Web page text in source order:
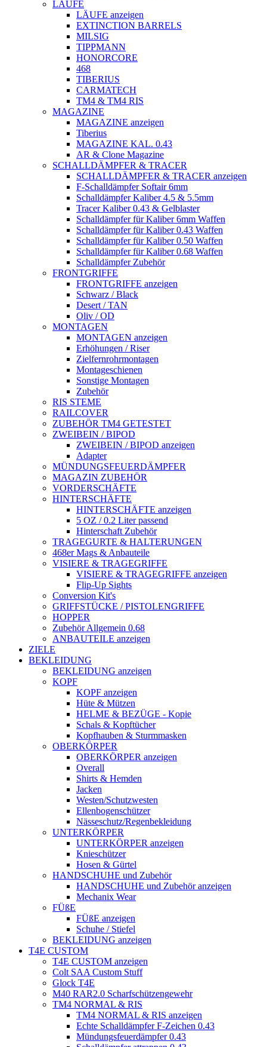
LÄUFE
LÄUFE anzeigen
EXTINCTION BARRELS
MILSIG
TIPPMANN
HONORCORE
468
TIBERIUS
CARMATECH
TM4 & TM4 RIS
MAGAZINE
MAGAZINE anzeigen
Tiberius
MAGAZINE KAL. 0.43
AR & Clone Magazine
SCHALLDÄMPFER & TRACER
SCHALLDÄMPFER & TRACER anzeigen
F-Schalldämpfer Softair 6mm
Schalldämpfer Kaliber 4.5 & 5.5mm
Tracer Kaliber 0.43 & Gelblaster
Schalldämpfer für Kaliber 6mm Waffen
Schalldämpfer für Kaliber 0.43 Waffen
Schalldämpfer für Kaliber 0.50 Waffen
Schalldämpfer für Kaliber 0.68 Waffen
Schalldämpfer Zubehör
FRONTGRIFFE
FRONTGRIFFE anzeigen
Schwarz / Black
Desert / TAN
Oliv / OD
MONTAGEN
MONTAGEN anzeigen
Erhöhungen / Riser
Zielfernrohrmontagen
Montageschienen
Sonstige Montagen
Zubehör
RIS STEME
RAILCOVER
ZUBEHÖR TM4 GETESTET
ZWEIBEIN / BIPOD
ZWEIBEIN / BIPOD anzeigen
Adapter
MÜNDUNGSFEUERDÄMPFER
MAGAZIN ZUBEHÖR
VORDERSCHÄFTE
HINTERSCHÄFTE
HINTERSCHÄFTE anzeigen
5 OZ / 0.2 Liter passend
Hinterschaft Zubehör
TRAGEGURTE & HALTERUNGEN
468er Mags & Anbauteile
VISIERE & TRAGEGRIFFE
VISIERE & TRAGEGRIFFE anzeigen
Flip-Up Sights
Conversion Kit's
GRIFFSTÜCKE / PISTOLENGRIFFE
HOPPER
Zubehör Allgemein 0.68
ANBAUTEILE anzeigen
ZIELE
BEKLEIDUNG
BEKLEIDUNG anzeigen
KOPF
KOPF anzeigen
Hüte & Mützen
HELME & BEZÜGE - Kopie
Schals & Kopftücher
Kopfhauben & Sturmmasken
OBERKÖRPER
OBERKÖRPER anzeigen
Overall
Shirts & Hemden
Jacken
Westen/Schutzwesten
Ellenbogenschützer
Nässeschutz/Regenbekleidung
UNTERKÖRPER
UNTERKÖRPER anzeigen
Knieschützer
Hosen & Gürtel
HANDSCHUHE und Zubehör
HANDSCHUHE und Zubehör anzeigen
Mechanix Wear
FÜßE
FÜßE anzeigen
Schuhe / Stiefel
BEKLEIDUNG anzeigen
T4E CUSTOM
T4E CUSTOM anzeigen
Colt SAA Custom Stuff
Glock T4E
M40 RAR2.0 Scharfschützengewehr
TM4 NORMAL & RIS
TM4 NORMAL & RIS anzeigen
Echte Schalldämpfer F-Zeichen 0.43
Mündungsfeuerdämpfer 0.43